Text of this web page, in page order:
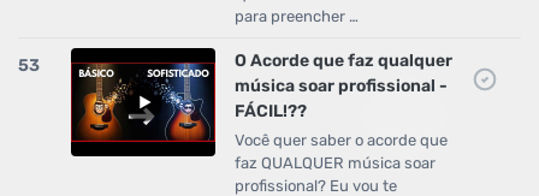
para preencher …
53
O Acorde que faz qualquer
música soar profissional -
FÁCIL!??
Você quer saber o acorde que
faz QUALQUER música soar
profissional? Eu vou te